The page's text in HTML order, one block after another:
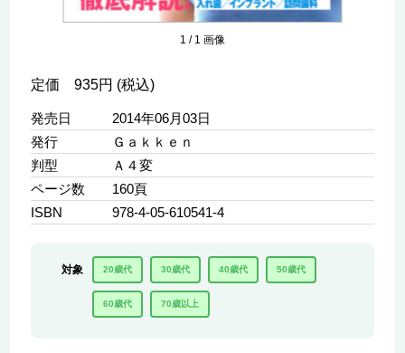
1 / 1 画像
定価 935円 (税込)
発売日
2014年06月03日
発行
Ｇａｋｋｅｎ
判型
Ａ４変
ページ数
160頁
ISBN
978-4-05-610541-4
対象 20歳代 30歳代 40歳代 50歳代
60歳代 70歳以上